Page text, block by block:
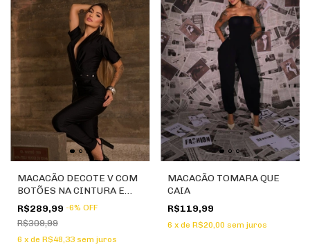
MACACÃO DECOTE V COM
BOTÕES NA CINTURA E
MANGA
R$289,99 -6% OFF
R$309,99
6 x de R$48,33 sem juros
MACACÃO TOMARA QUE
CAIA
R$119,99
6 x de R$20,00 sem juros